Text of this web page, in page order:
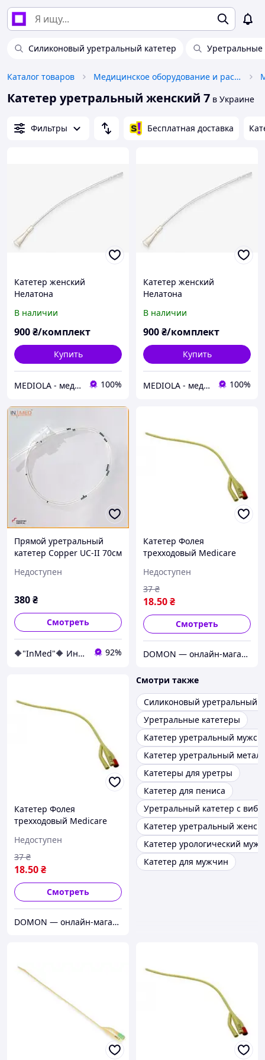
Силиконовый уретральный катетер Уретральные
Каталог товаров Медицинское оборудование и расходные материалы
Катетер уретральный женский 7 в Украине
Фильтры Бесплатная доставка
Катетер женский
Нелатона
В наличии
900₴/комплект
Купить
MEDIOLA - медицинские и лабораторные товары, спорт, реабилитация и контрольно-измерительные приборы 100%
Катетер женский
Нелатона
В наличии
900₴/комплект
Купить
MEDIOLA - медицинские и лабораторные товары, спорт, реабилитация и контрольно-измерительные приборы 100%
Прямой уретральный
катетер Copper UC-II 70см
рентгеноконтрастный
Недоступен
380₴
Смотреть
🔶"InMed"🔶 Интернет магазин медицинского оборудования 92%
Катетер Фолея
трехходовый Medicare
(латексный)
Недоступен
18.50₴
37 ₴
Смотреть
DOMON — онлайн-магазин
Катетер Фолея
трехходовый Medicare
(латексный)
Недоступен
18.50₴
37 ₴
Смотреть
DOMON — онлайн-магазин
Смотри также
Силиконовый уретральный
Уретральные катетеры
Катетер уретральный
Катетер уретральный
Катетеры для уретры
Катетер для пениса
Уретральный катетер с
Катетер уретральный
Катетер урологический
Катетер для мужчин